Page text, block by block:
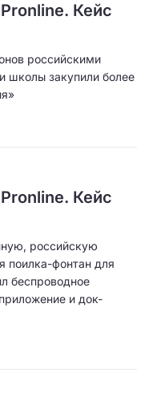
Кейс
российскими
школы закупили более
Кейс
российскую
поилка-фонтан для
беспроводное
и док-